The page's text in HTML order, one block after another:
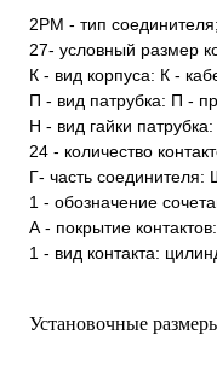
2РМ - тип соединителя;
27- условный размер
К - вид корпуса: К -
П - вид патрубка: П -
Н - вид гайки
24 - количество
Г- часть соединителя:
1 - обозначение
А - покрытие
1 - вид контакта:
Установочные